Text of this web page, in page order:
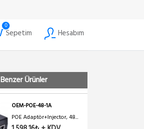
0
Sepetim Hesabım
Benzer Ürünler
POW-24V2A
1,098.74₺ + KDV
OEM-POE-48-1A
POE Adaptör+Injector, 48...